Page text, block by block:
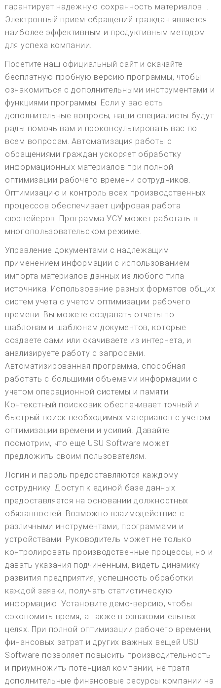
гарантирует надежную сохранность материалов. .
Электронный прием обращений граждан является
наиболее эффективным и продуктивным методом
для успеха компании.
Посетите наш официальный сайт и скачайте
бесплатную пробную версию программы, чтобы
ознакомиться с дополнительными инструментами и
функциями программы. Если у вас есть
дополнительные вопросы, наши специалисты будут
рады помочь вам и проконсультировать вас по
всем вопросам. Автоматизация работы с
обращениями граждан ускоряет обработку
информационных материалов при полной
оптимизации рабочего времени сотрудников.
Оптимизацию и контроль всех производственных
процессов обеспечивает цифровая работа
сюрвейеров. Программа УСУ может работать в
многопользовательском режиме.
Управление документами с надлежащим
применением информации с использованием
импорта материалов данных из любого типа
источника. Использование разных форматов общих
систем учета с учетом оптимизации рабочего
времени. Вы можете создавать отчеты по
шаблонам и шаблонам документов, которые
создаете сами или скачиваете из интернета, и
анализируете работу с запросами.
Автоматизированная программа, способная
работать с большими объемами информации с
учетом операционной системы и памяти.
Контекстный поисковик обеспечивает точный и
быстрый поиск необходимых материалов с учетом
оптимизации времени и усилий. Давайте
посмотрим, что еще USU Software может
предложить своим пользователям.
Логин и пароль предоставляются каждому
сотруднику. Доступ к единой базе данных
предоставляется на основании должностных
обязанностей. Возможно взаимодействие с
различными инструментами, программами и
устройствами. Руководитель может не только
контролировать производственные процессы, но и
давать указания подчиненным, видеть динамику
развития предприятия, успешность обработки
каждой заявки, получать статистическую
информацию. Установите демо-версию, чтобы
сэкономить время, а также в ознакомительных
целях. При полной оптимизации рабочего времени,
финансовых затрат и других важных вещей USU
Software позволяет повысить производительность
и приумножить потенциал компании, не тратя
дополнительные финансовые ресурсы компании на